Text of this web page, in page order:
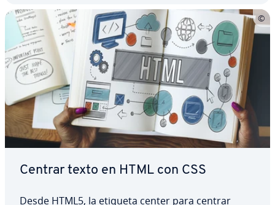
Centrar texto en HTML con CSS
Desde HTML5, la etiqueta center para centrar